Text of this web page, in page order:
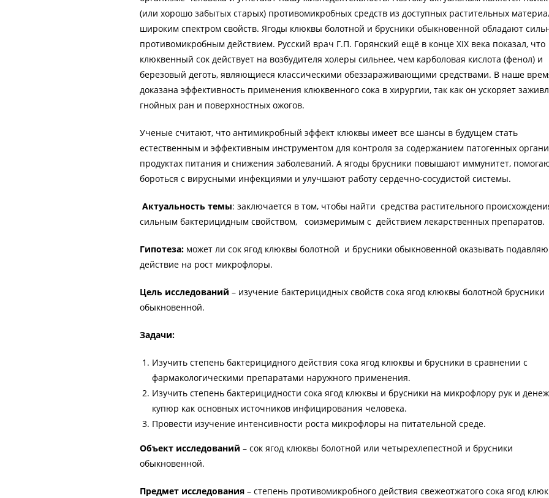
(или хорошо забытых старых) противомикробных средств из доступных растительных
широким спектром свойств. Ягоды клюквы болотной и брусники обыкновенной обладают
противомикробным действием. Русский врач Г.П. Горянский ещё в конце XIX века показал, что
клюквенный сок действует на возбудителя холеры сильнее, чем карболовая кислота (фенол) и
березовый деготь, являющиеся классическими обеззараживающими средствами. В наше
доказана эффективность применения клюквенного сока в хирургии, так как он ускоряет
гнойных ран и поверхностных ожогов.
Ученые считают, что антимикробный эффект клюквы имеет все шансы в будущем стать
естественным и эффективным инструментом для контроля за содержанием патогенных
продуктах питания и снижения заболеваний. А ягоды брусники повышают иммунитет,
бороться с вирусными инфекциями и улучшают работу сердечно-сосудистой системы.
Актуальность темы: заключается в том, чтобы найти средства растительного
сильным бактерицидным свойством, соизмеримым с действием лекарственных препаратов.
Гипотеза: может ли сок ягод клюквы болотной и брусники обыкновенной оказывать
действие на рост микрофлоры.
Цель исследований – изучение бактерицидных свойств сока ягод клюквы болотной брусники
обыкновенной.
Задачи:
Изучить степень бактерицидного действия сока ягод клюквы и брусники в сравнении с
фармакологическими препаратами наружного применения.
Изучить степень бактерицидности сока ягод клюквы и брусники на микрофлору рук и
купюр как основных источников инфицирования человека.
Провести изучение интенсивности роста микрофлоры на питательной среде.
Объект исследований – сок ягод клюквы болотной или четырехлепестной и брусники
обыкновенной.
Предмет исследования – степень противомикробного действия свежеотжатого сока ягод